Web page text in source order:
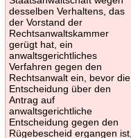
desselben Verhaltens, das
der Vorstand der
Rechtsanwaltskammer
gerügt hat, ein
anwaltsgerichtliches
Verfahren gegen den
Rechtsanwalt ein, bevor die
Entscheidung über den
Antrag auf
anwaltsgerichtliche
Entscheidung gegen den
Rügebescheid ergangen ist,